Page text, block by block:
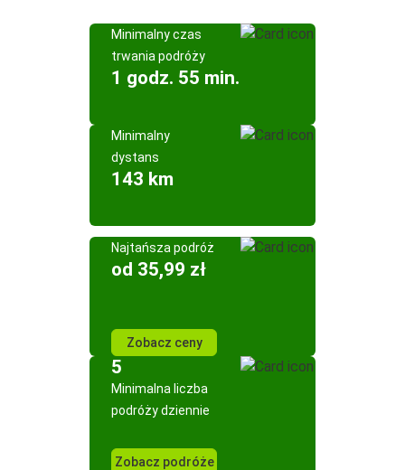
Minimalny czas
trwania podróży
1 godz. 55 min.
Minimalny
dystans
143 km
Najtańsza podróż
od 35,99 zł
Zobacz ceny
5
Minimalna liczba
podróży dziennie
Zobacz podróże